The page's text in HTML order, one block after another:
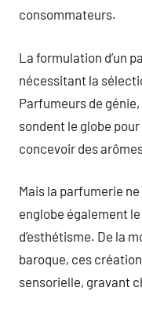
consommateurs.
La formulation d’un
nécessitant la
Parfumeurs de
sondent le globe
concevoir des
Mais la parfumerie
englobe également
d’esthétisme. De la
baroque, ces
sensorielle, gravant